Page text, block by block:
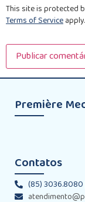
This site is protected
Terms of Serviceapply.
Première
Contatos
(85) 3036.8080